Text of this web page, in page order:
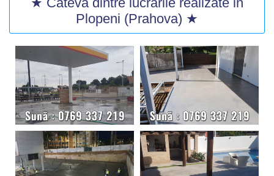
Plopeni (Prahova) ★